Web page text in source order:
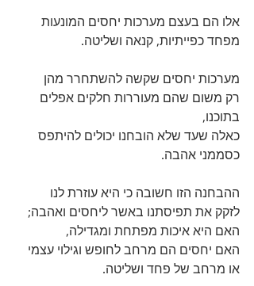
אלו הם בעצם מערכות יחסים המונעות
מפחד כפייתיות, קנאה ושליטה.
מערכות יחסים שקשה להשתחרר מהן
רק משום שהם מעוררות חלקים אפלים
בתוכנו,
כאלה שעד שלא הובחנו יכולים להיתפס
כסממני אהבה.
ההבחנה הזו חשובה כי היא עוזרת לנו
לזקק את תפיסתנו באשר ליחסים ואהבה;
האם היא איכות מפתחת ומגדילה,
האם יחסים הם מרחב לחופש וגילוי עצמי
או מרחב של פחד ושליטה.